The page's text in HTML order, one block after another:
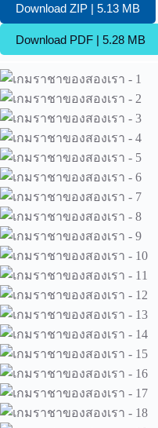
Download ZIP | 5.13 MB
Download PDF | 5.28 MB